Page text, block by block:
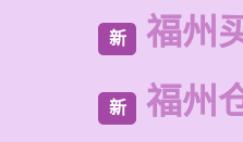
新 福州
新 福州